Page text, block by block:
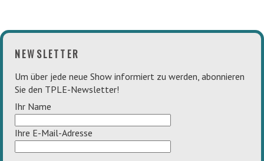
NEWSLETTER
Um über jede neue Show informiert zu werden, abonnieren
Sie den TPLE-Newsletter!
Ihr Name
Ihre E-Mail-Adresse